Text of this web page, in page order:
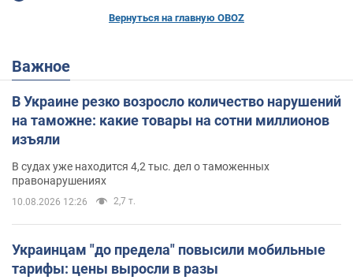
Вернуться на главную OBOZ
Важное
В Украине резко возросло количество нарушений
на таможне: какие товары на сотни миллионов
изъяли
В судах уже находится 4,2 тыс. дел о таможенных
правонарушениях
10.08.2026 12:26 2,7 т.
Украинцам "до предела" повысили мобильные
тарифы: цены выросли в разы